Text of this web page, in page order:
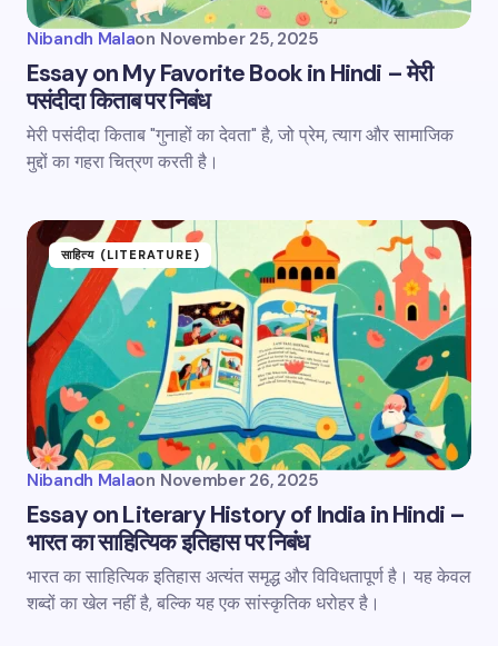
Nibandh Malaon November 25, 2025
Essay on My Favorite Book in Hindi – मेरी
पसंदीदा किताब पर निबंध
मेरी पसंदीदा किताब "गुनाहों का देवता" है, जो प्रेम, त्याग और सामाजिक
मुद्दों का गहरा चित्रण करती है।
साहित्य (LITERATURE)
Nibandh Malaon November 26, 2025
Essay on Literary History of India in Hindi –
भारत का साहित्यिक इतिहास पर निबंध
भारत का साहित्यिक इतिहास अत्यंत समृद्ध और विविधतापूर्ण है। यह केवल
शब्दों का खेल नहीं है, बल्कि यह एक सांस्कृतिक धरोहर है।